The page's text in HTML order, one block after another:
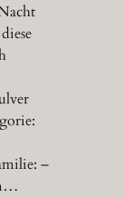
–